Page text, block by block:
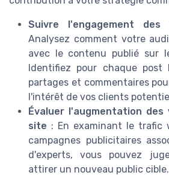
Suivre l'engagement des
Analysez comment votre
avec le contenu publié sur
Identifiez pour chaque post
partages et commentaires
l'intérêt de vos clients
Évaluer l'augmentation
site : En examinant le trafic
campagnes publicitaires
d'experts, vous pouvez
attirer un nouveau public cible.